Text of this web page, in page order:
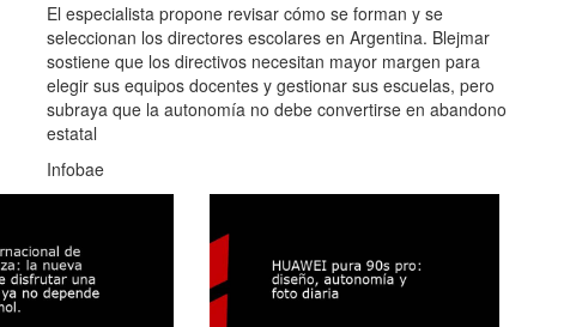
El especialista propone revisar cómo se forman y se
seleccionan los directores escolares en Argentina. Blejmar
sostiene que los directivos necesitan mayor margen para
elegir sus equipos docentes y gestionar sus escuelas, pero
subraya que la autonomía no debe convertirse en abandono
estatal
Infobae